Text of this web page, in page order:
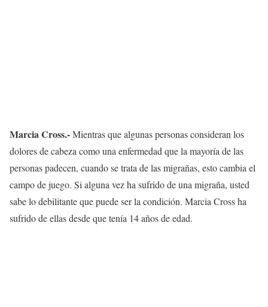
Marcia Cross.-Mientras que algunas personas consideran los
dolores de cabeza como una enfermedad que la mayoría de las
personas padecen, cuando se trata de las migrañas, esto cambia el
campo de juego. Si alguna vez ha sufrido de una migraña, usted
sabe lo debilitante que puede ser la condición. Marcia Cross ha
sufrido de ellas desde que tenía 14 años de edad.